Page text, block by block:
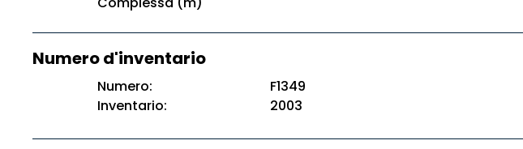
Numero d'inventario
Numero:
F1349
Inventario:
2003